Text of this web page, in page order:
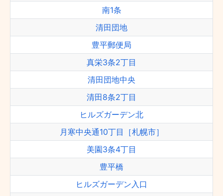
南1条
清田団地
豊平郵便局
真栄3条2丁目
清田団地中央
清田8条2丁目
ヒルズガーデン北
月寒中央通10丁目［札幌市］
美園3条4丁目
豊平橋
ヒルズガーデン入口